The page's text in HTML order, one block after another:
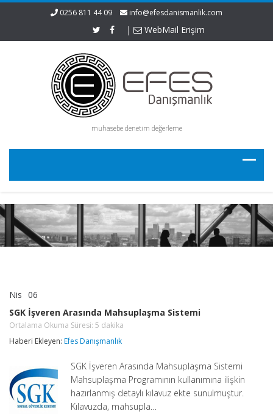
0256 811 44 09 info@efesdanismanlik.com
| WebMail Erişim
muhasebe denetim değerleme
Nis 06
Arasında
Mahsuplaşma
Sistemi
Süresi:
dakika
için
SGK İşveren Arasında Mahsuplaşma Sistemi
Ortalama Okuma Süresi: 5 dakika
Haberi Ekleyen: Efes Danışmanlık
SGK İşveren Arasında Mahsuplaşma Sistemi
Mahsuplaşma Programının kullanımına ilişkin
hazırlanmış detaylı kılavuz ekte sunulmuştur.
Kılavuzda, mahsupla…